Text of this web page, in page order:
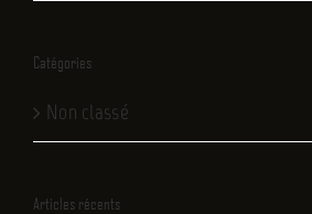
Catégories
Non classé
Articles récents